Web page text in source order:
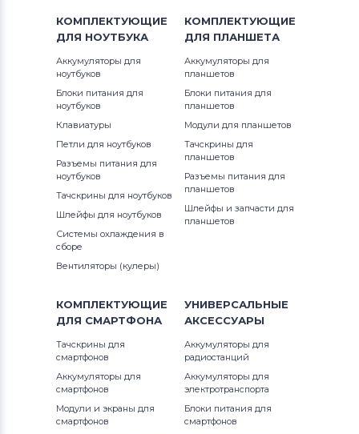
КОМПЛЕКТУЮЩИЕ
ДЛЯ НОУТБУКА
Аккумуляторы для
ноутбуков
Блоки питания для
ноутбуков
Клавиатуры
Петли для ноутбуков
Разъемы питания для
ноутбуков
Тачскрины для ноутбуков
Шлейфы для ноутбуков
Системы охлаждения в
сборе
Вентиляторы (кулеры)
КОМПЛЕКТУЮЩИЕ
ДЛЯ ПЛАНШЕТА
Аккумуляторы для
планшетов
Блоки питания для
планшетов
Модули для планшетов
Тачскрины для
планшетов
Разъемы питания для
планшетов
Шлейфы и запчасти для
планшетов
КОМПЛЕКТУЮЩИЕ
ДЛЯ СМАРТФОНА
Тачскрины для
смартфонов
Аккумуляторы для
смартфонов
Модули и экраны для
смартфонов
УНИВЕРСАЛЬНЫЕ
АКСЕССУАРЫ
Аккумуляторы для
радиостанций
Аккумуляторы для
электротранспорта
Блоки питания для
смартфонов